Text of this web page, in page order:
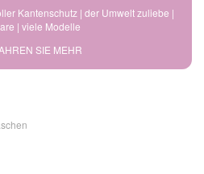
Kantenschutz | der Umwelt zuliebe |
| viele Modelle
SIE MEHR